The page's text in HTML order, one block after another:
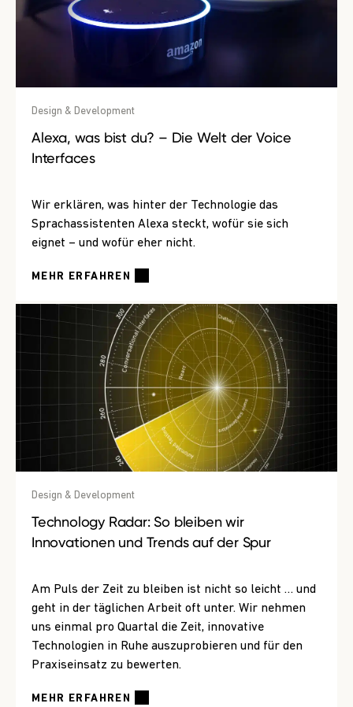
Design & Development
Alexa, was bist du? – Die Welt der Voice
Interfaces
Wir erklären, was hinter der Technologie das
Sprachassistenten Alexa steckt, wofür sie sich
eignet – und wofür eher nicht.
MEHR ERFAHREN
Design & Development
Technology Radar: So bleiben wir
Innovationen und Trends auf der Spur
Am Puls der Zeit zu bleiben ist nicht so leicht … und
geht in der täglichen Arbeit oft unter. Wir nehmen
uns einmal pro Quartal die Zeit, innovative
Technologien in Ruhe auszuprobieren und für den
Praxiseinsatz zu bewerten.
MEHR ERFAHREN